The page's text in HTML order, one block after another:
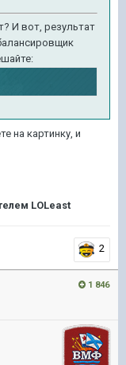
И вот, результат
на картинку, и
LOLeast
2
1 846